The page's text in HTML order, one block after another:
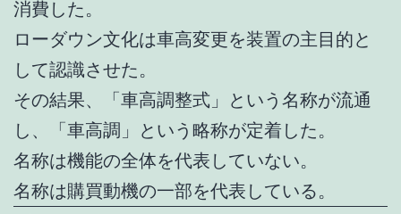
消費した。
ローダウン文化は車高変更を装置の主目的と
して認識させた。
その結果、「車高調整式」という名称が流通
し、「車高調」という略称が定着した。
名称は機能の全体を代表していない。
名称は購買動機の一部を代表している。